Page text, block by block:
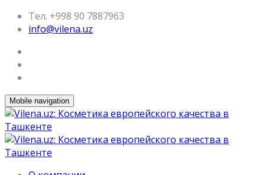
Тел. +998 90 7887963
info@vilena.uz
Mobile navigation